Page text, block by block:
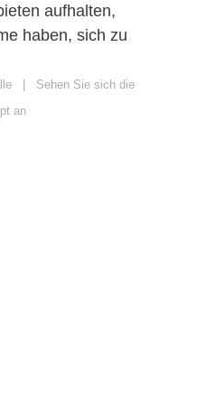
aufhalten,
haben, sich zu
| Sehen Sie sich die
an